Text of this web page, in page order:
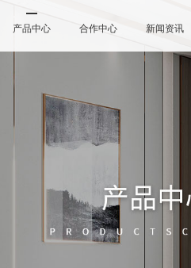
产品中心 合作中心 新闻资讯